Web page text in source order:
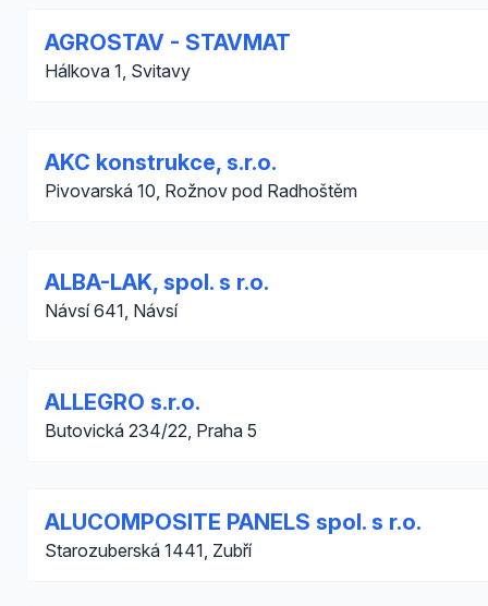
AGROSTAV - STAVMAT
Hálkova 1, Svitavy
AKC konstrukce, s.r.o.
Pivovarská 10, Rožnov pod Radhoštěm
ALBA-LAK, spol. s r.o.
Návsí 641, Návsí
ALLEGRO s.r.o.
Butovická 234/22, Praha 5
ALUCOMPOSITE PANELS spol. s r.o.
Starozuberská 1441, Zubří